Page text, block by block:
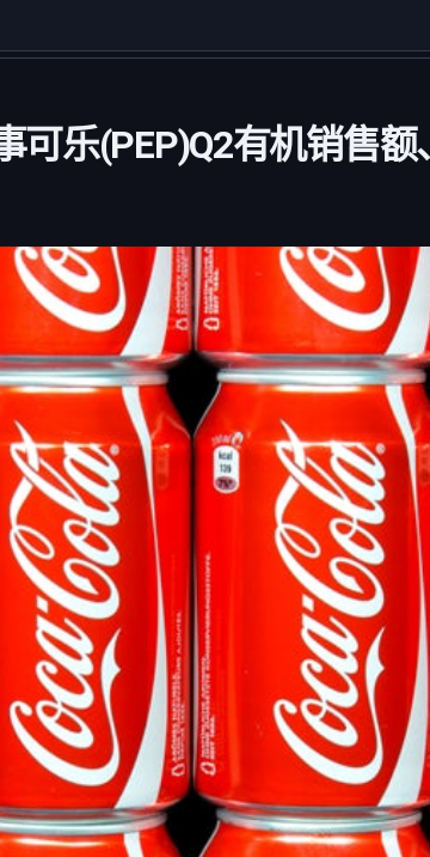
乐(PEP)Q2有机销售